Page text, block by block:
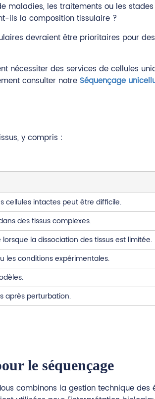
maladies, les traitements ou les
ils la composition tissulaire ?
devraient être prioritaires pour
nécessiter des services de cellules
consulter notre Séquençage
y compris :
cellules intactes peut être difficile.
des tissus complexes.
la dissociation des tissus est limitée.
les conditions expérimentales.
après perturbation.
le séquençage
combinons la gestion technique des